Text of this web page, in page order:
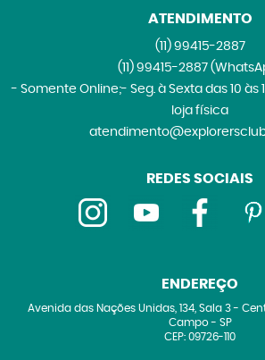
ATENDIMENTO
(11)99415-2887
(11)99415-2887
- Somente Online;- Seg. à Sexta das 10 às
loja física
REDES SOCIAIS
ENDEREÇO
Avenida das Nações Unidas, 134, Sala 3-
Campo- SP
CEP: 09726-110